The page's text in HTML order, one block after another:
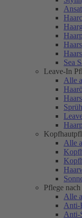
Sea
Leave-In
Alle
Alle
Pflege
Alle
Anti-
Anti-